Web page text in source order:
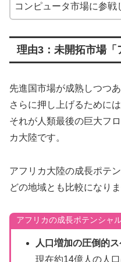
コンピュータ市場に参戦
理由3：未開拓市場「
先進国市場が成熟しつつ
さらに押し上げるために
それが人類最後の巨大フ
カ大陸です。
アフリカ大陸の成長ポテ
どの地域とも比較になりま
アフリカの成長ポテンシャ
人口増加の圧倒的
現在約14億人の人